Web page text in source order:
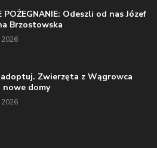
POŻEGNANIE: Odeszli od nas Józef
Brzostowska
Zwierzęta z Wągrowca
nowe domy